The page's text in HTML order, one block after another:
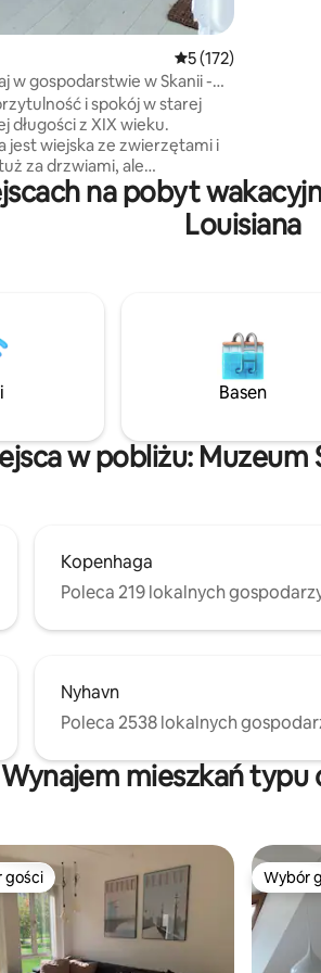
Średnia ocena: 5 na
5 (172)
w gospodarstwie w Skanii -
i spokój w starej
długości z XIX wieku.
jest wiejska ze zwierzętami i
za drzwiami, ale
w pobliżu miasta,
zabawy, zakupów i
z grillem tuż obok
owcami i końmi. Samochód,
zaparkować na zewnątrz.
na pobyt
Louisiana
Basen
w pobliżu:
Kopenhaga
Poleca 219 lokalnych
Nyhavn
Poleca 2538 lokalnych
Wynajem mieszkań typu
z kategorii Wybór gości
gości Wybór
Wybór